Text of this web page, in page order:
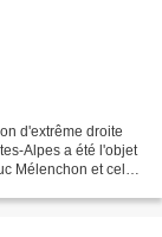
d'extrême droite
Alpes a été l'objet
Mélenchon et celui